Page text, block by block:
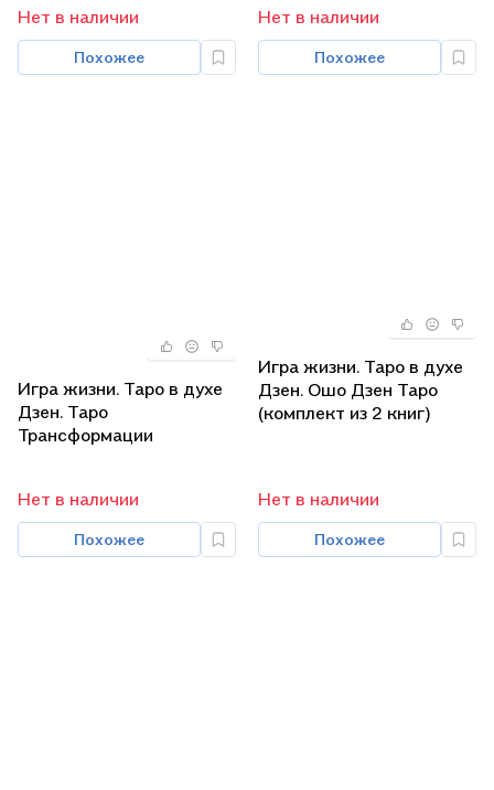
из 4 книг)
Нет в наличии
Похожее
Нет в наличии
Похожее
Игра жизни. Таро в духе
Дзен. Таро
Трансформации
Нет в наличии
Похожее
Игра жизни. Таро в духе
Дзен. Ошо Дзен Таро
(комплект из 2 книг)
Нет в наличии
Похожее